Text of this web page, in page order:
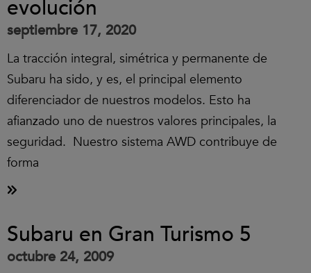
evolución
septiembre 17, 2020
La tracción integral, simétrica y permanente de
Subaru ha sido, y es, el principal elemento
diferenciador de nuestros modelos. Esto ha
afianzado uno de nuestros valores principales, la
seguridad. Nuestro sistema AWD contribuye de
forma
Subaru en Gran Turismo 5
octubre 24, 2009